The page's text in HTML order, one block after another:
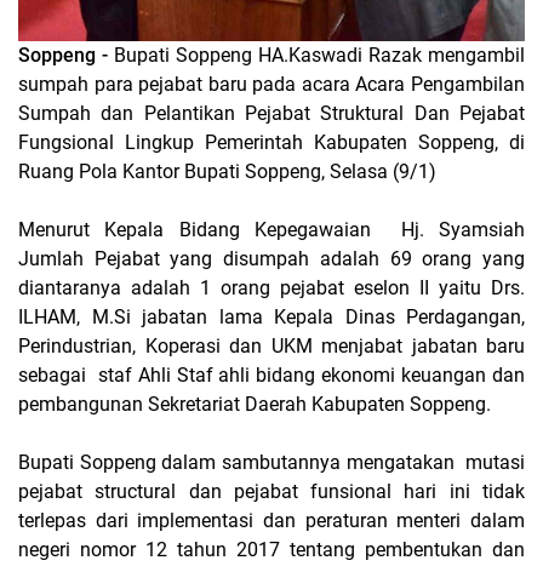
Soppeng - Bupati Soppeng HA.Kaswadi Razak mengambil
sumpah para pejabat baru pada acara Acara Pengambilan
Sumpah dan Pelantikan Pejabat Struktural Dan Pejabat
Fungsional Lingkup Pemerintah Kabupaten Soppeng, di
Ruang Pola Kantor Bupati Soppeng, Selasa (9/1)
Menurut Kepala Bidang Kepegawaian Hj. Syamsiah
Jumlah Pejabat yang disumpah adalah 69 orang yang
diantaranya adalah 1 orang pejabat eselon II yaitu Drs.
ILHAM, M.Si jabatan lama Kepala Dinas Perdagangan,
Perindustrian, Koperasi dan UKM menjabat jabatan baru
sebagai staf Ahli Staf ahli bidang ekonomi keuangan dan
pembangunan Sekretariat Daerah Kabupaten Soppeng.
Bupati Soppeng dalam sambutannya mengatakan mutasi
pejabat structural dan pejabat funsional hari ini tidak
terlepas dari implementasi dan peraturan menteri dalam
negeri nomor 12 tahun 2017 tentang pembentukan dan